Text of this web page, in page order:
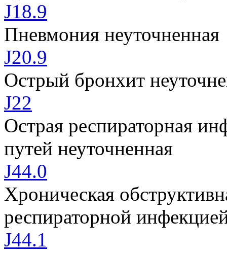
J18.9
Пневмония неуточненная
J20.9
Острый бронхит
J22
Острая респираторная
путей неуточненная
J44.0
Хроническая
респираторной
J44.1